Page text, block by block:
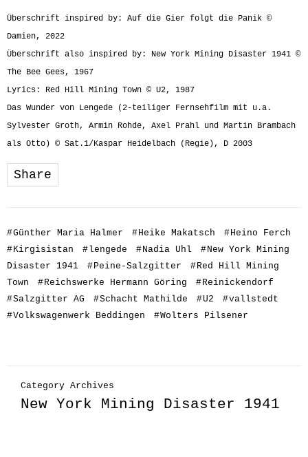
Überschrift inspired by: Auf die Gier folgt die Panik ©
Damien, 2022
Überschrift also inspired by: New York Mining Disaster 1941 ©
The Bee Gees, 1967
Lyrics: Red Hill Mining Town © U2, 1987
Das Wunder von Lengede (2-teiliger Fernsehfilm mit u.a.
Sylvester Groth, Armin Rohde, Axel Prahl und Martin Brambach
als Otto) © Sat.1/Kaspar Heidelbach (Regie), D 2003
Share
#Günther Maria Halmer #Heike Makatsch #Heino Ferch
#Kirgisistan #lengede #Nadia Uhl #New York Mining
Disaster 1941
#Peine-Salzgitter #Red Hill Mining
Town
#Reichswerke Hermann Göring #Reinickendorf
#Salzgitter AG #Schacht Mathilde #U2 #vallstedt
#Volkswagenwerk Beddingen #Wolters Pilsener
Category Archives
New York Mining Disaster 1941